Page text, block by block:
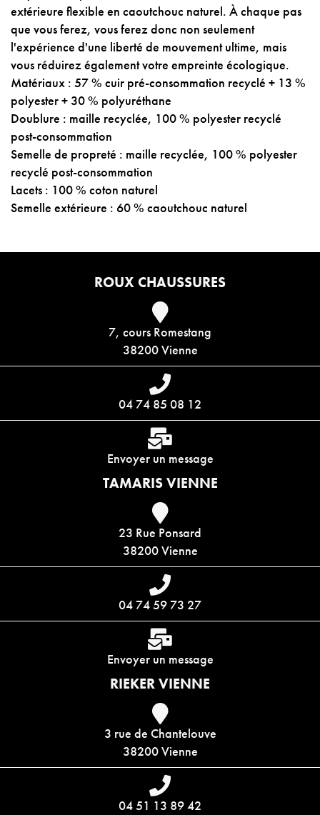
extérieure flexible en caoutchouc naturel. À chaque pas
que vous ferez, vous ferez donc non seulement
l'expérience d'une liberté de mouvement ultime, mais
vous réduirez également votre empreinte écologique.
Matériaux : 57 % cuir pré-consommation recyclé + 13 %
polyester + 30 % polyuréthane
Doublure : maille recyclée, 100 % polyester recyclé
post-consommation
Semelle de propreté : maille recyclée, 100 % polyester
recyclé post-consommation
Lacets : 100 % coton naturel
Semelle extérieure : 60 % caoutchouc naturel
ROUX CHAUSSURES
7, cours Romestang
38200 Vienne
04 74 85 08 12
Envoyer un message
TAMARIS VIENNE
23 Rue Ponsard
38200 Vienne
04 74 59 73 27
Envoyer un message
RIEKER VIENNE
3 rue de Chantelouve
38200 Vienne
04 51 13 89 42